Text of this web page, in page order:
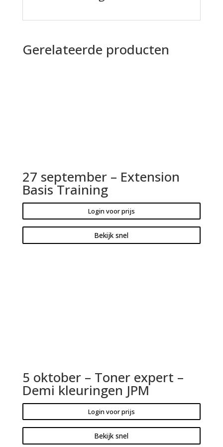
Gerelateerde producten
27 september – Extension
Basis Training
Login voor prijs
Bekijk snel
5 oktober – Toner expert –
Demi kleuringen JPM
Login voor prijs
Bekijk snel